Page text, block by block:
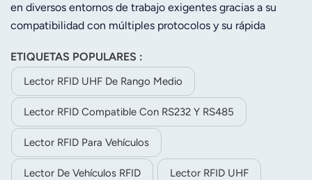
en diversos entornos de trabajo exigentes gracias a su
compatibilidad con múltiples protocolos y su rápida
18000-6C e ISO-18000-6B. Su distancia de lectura
estable es de 5 m (dependiendo de la etiqueta y el
entorno). El JT-8280A es fácil de instalar gracias a su
tamaño compacto y peso ligero.
ETIQUETAS POPULARES :
Lector RFID UHF De Rango Medio
Lector RFID Compatible Con RS232 Y RS485
Lector RFID Para Vehículos
Lector De Vehículos RFID Lector RFID UHF